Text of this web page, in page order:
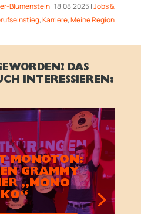
Blumenstein|18.08.2025|Jobs &
,Karriere,Meine Region
DAS
INTERESSIEREN:
MONOTON:
GRAMMY
„MONO